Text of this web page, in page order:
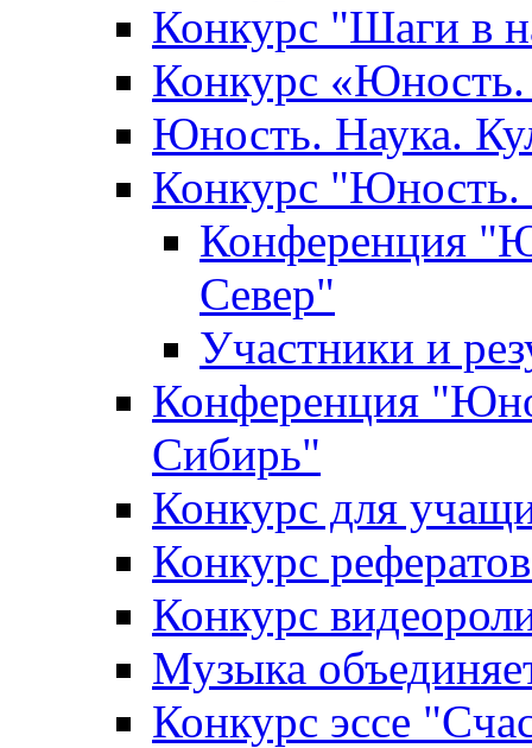
Конкурс "Шаги в
Конкурс «Юность.
Юность. Наука.
Конкурс "Юность.
Конференция
Север"
Участники и
Конференция
Сибирь"
Конкурс для
Конкурс
Конкурс
Музыка
Конкурс эссе